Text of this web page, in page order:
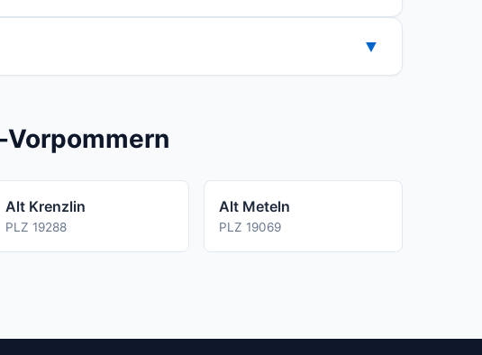
▼
Alt Krenzlin
PLZ 19288
Alt Meteln
PLZ 19069